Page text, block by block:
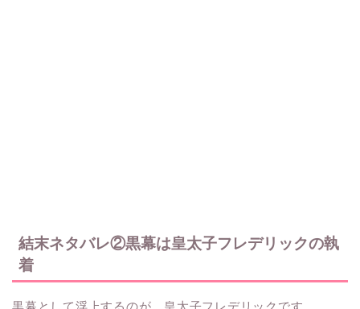
結末ネタバレ②黒幕は皇太子フレデリックの執
着